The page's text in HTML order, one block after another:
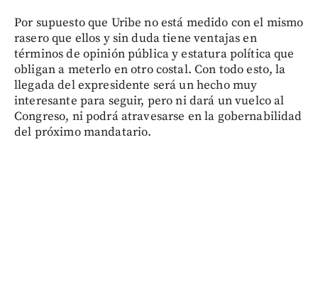
Por supuesto que Uribe no está medido con el mismo
rasero que ellos y sin duda tiene ventajas en
términos de opinión pública y estatura política que
obligan a meterlo en otro costal. Con todo esto, la
llegada del expresidente será un hecho muy
interesante para seguir, pero ni dará un vuelco al
Congreso, ni podrá atravesarse en la gobernabilidad
del próximo mandatario.